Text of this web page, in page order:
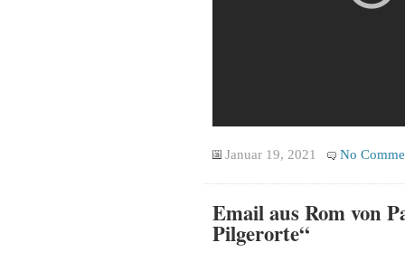
Januar 19, 2021 No
Email aus Rom von
Pilgerorte“